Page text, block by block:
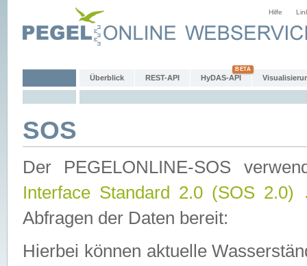
Hilfe
Überblick REST-API HyDAS-API
SOS
Der PEGELONLINE-SOS
Interface Standard 2.0 (SOS 2.0)
Abfragen der Daten bereit:
Hierbei können aktuelle